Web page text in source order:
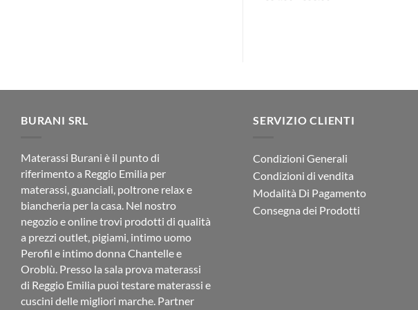
BURANI SRL
Materassi Burani è il punto di
riferimento a Reggio Emilia per
materassi, guanciali, poltrone relax e
biancheria per la casa. Nel nostro
negozio e online trovi prodotti di qualità
a prezzi outlet, pigiami, intimo uomo
Perofil e intimo donna Chantelle e
Oroblù. Presso la sala prova materassi
di Reggio Emilia puoi testare materassi e
cuscini delle migliori marche. Partner
SERVIZIO CLIENTI
Condizioni Generali
Condizioni di vendita
Modalità Di Pagamento
Consegna dei Prodotti